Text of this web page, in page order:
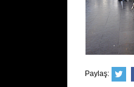
Paylaş: